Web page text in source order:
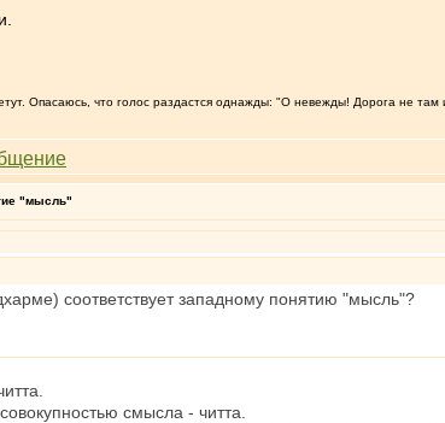
Опасаюсь, что голос раздастся однажды: "О невежды! Дорога не
"мысль"
соответствует западному понятию "мысль"?
смысла - читта.